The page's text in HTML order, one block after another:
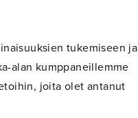
tukemiseen ja
alan kumppaneillemme
joita olet antanut